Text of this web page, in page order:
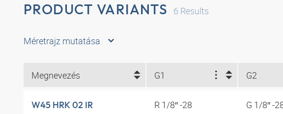
PRODUCT VARIANTS 6 Results
Méretrajz mutatása
Megnevezés G1 G2
W45 HRK 02 IR R 1/8″ -28 G 1/8″ -